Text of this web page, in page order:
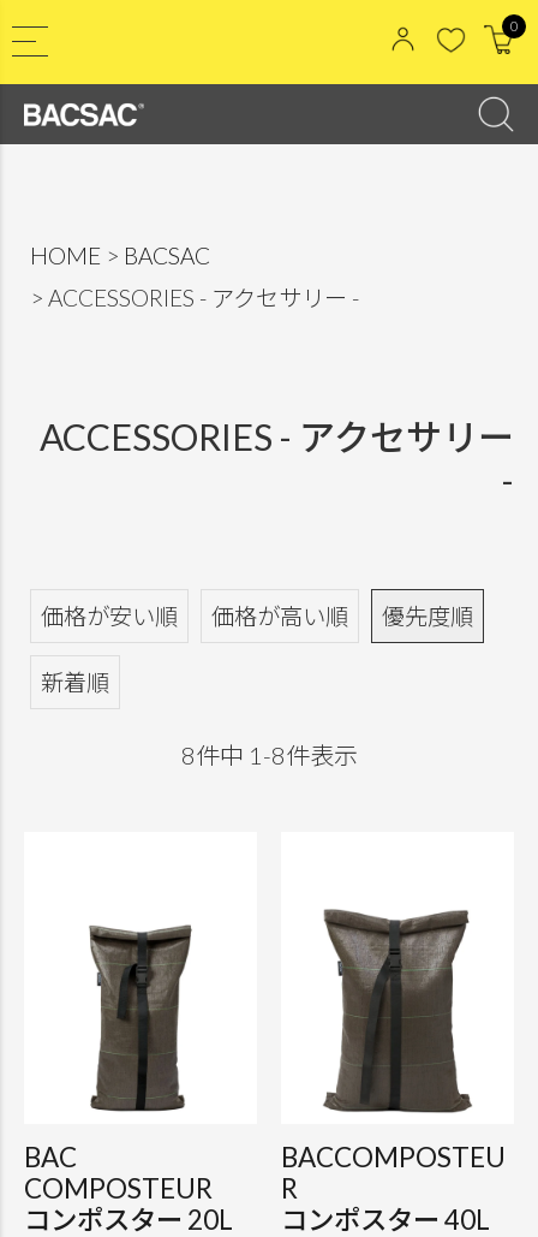
0
HOME
BACSAC
ACCESSORIES - アクセサリー -
ACCESSORIES - アクセサリー
-
価格が安い順 価格が高い順 優先度順
新着順
8件中 1 -8件表示
BAC
COMPOSTEUR
コンポスター 20L
BACCOMPOSTEU
R
コンポスター 40L